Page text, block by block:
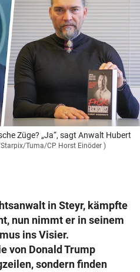
KG 2026
Züge? „Ja“, sagt Anwalt Hubert
Tuma/CP Horst Einöder )
in Steyr, kämpfte
nun nimmt er in seinem
ins Visier.
von Donald Trump
sondern finden